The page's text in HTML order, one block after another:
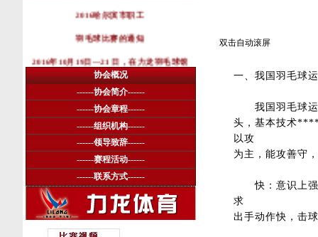
2016哈尔滨市职工
羽毛球比赛的通知
2016年10月19日—21 日，在力龙羽毛球馆
举行。
协会概况
------协会简介------
------协会章程------
------组织机构------
------领导致辞------
------赛程活动------
------联系方式------
双击自动滚屏
一、我国羽毛球
我国羽毛球运
头，基本技术
以攻
为主，能攻善守
快：意识上强
求
出手动作快，击